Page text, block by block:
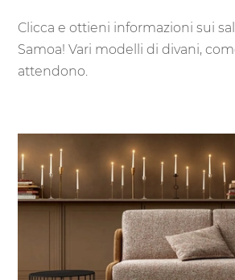
Clicca e ottieni informazioni sui
Samoa! Vari modelli di divani,
attendono.